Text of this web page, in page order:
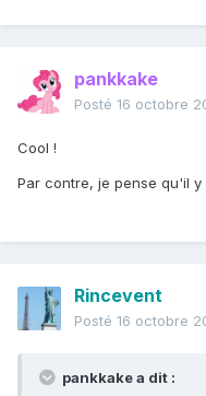
pankkake
Posté 16 octobre
Cool !
Par contre, je pense qu'il
Rincevent
Posté 16 octobre
pankkake a dit :